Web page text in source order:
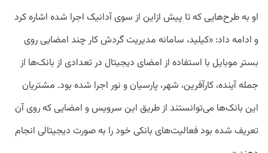
او به طرح‌هایی که تا پیش ازاین از سوی آدانیک اجرا شده اشاره کرد
و ادامه داد: «کیلید، سامانه مدیریت گردش کار چند امضایی روی
بستر موبایل با استفاده از امضای دیجیتال در تعدادی از بانک‌ها از
جمله آینده، کارآفرین، شهر، پارسیان و نور اجرا شده بود. مشتریان
این بانک‌ها می‌توانستند از طریق این سرویس و امضایی که روی آن
تعریف شده بود فعالیت‌های بانکی خود را به صورت دیجیتالی انجام